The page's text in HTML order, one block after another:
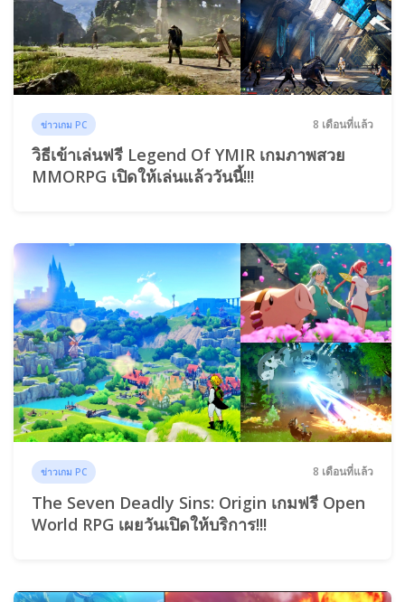
ข่าวเกม PC 8 เดือนที่แล้ว
วิธีเข้าเล่นฟรี Legend Of YMIR เกมภาพสวย
MMORPG เปิดให้เล่นแล้ววันนี้!!!
ข่าวเกม PC 8 เดือนที่แล้ว
The Seven Deadly Sins: Origin เกมฟรี Open
World RPG เผยวันเปิดให้บริการ!!!